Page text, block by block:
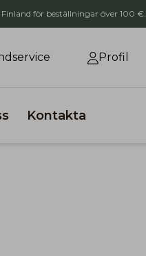
för beställningar över 100 €.
Profil
Kontakta